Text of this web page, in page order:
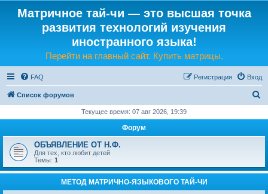
Матричное тай-чи — это высшая точка
развития технологий изучения
иностранного языка!
Перейти на главный сайт. Купить матрицы.
FAQ Вход
Регистрация
Список форумов
с
Текущее время: 07 авг 2026, 19:39
Форум
ОБЪЯВЛЕНИЕ ОТ Н.Ф.
Для тех, кто любит детей
Темы: 1
МЕТОД МАТРИЧНО-ЯЗЫКОВОГО ТАЙ-ЧИ